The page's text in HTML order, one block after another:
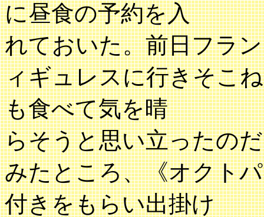
に昼食の予約を入
れておいた。前日フラ
ィギュレスに行きそこ
も食べて気を晴
らそうと思い立ったの
みたところ、《オクト
付きをもらい出掛け